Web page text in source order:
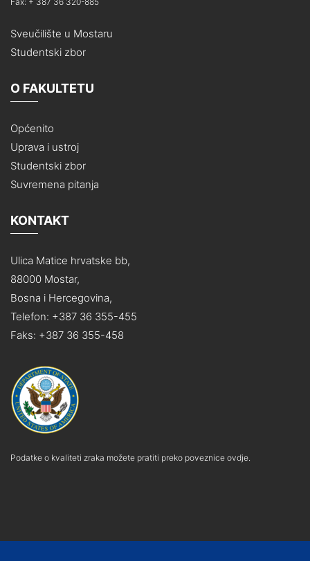
Sveučilište u Mostaru
Studentski zbor
O FAKULTETU
Općenito
Uprava i ustroj
Studentski zbor
Suvremena pitanja
KONTAKT
Ulica Matice hrvatske bb,
88000 Mostar,
Bosna i Hercegovina,
Telefon: +387 36 355-455
Faks: +387 36 355-458
Podatke o kvaliteti zraka možete pratiti preko poveznice ovdje.